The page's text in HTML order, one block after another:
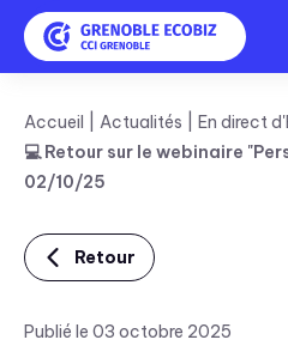
Accueil Actualités
En direct
💻 Retour sur le webinaire
02/10/25
Retour
Publié le 03 octobre 2025